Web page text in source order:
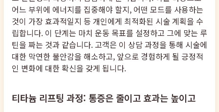
어느 부위에 에너지를 집중해야 할지, 어떤 모드를 사용하는
것이 가장 효과적일지 등 개인에게 최적화된 시술 계획을 수
립합니다. 이 단계는 마치 운동 목표를 설정하고 그에 맞는 루
틴을 짜는 것과 같습니다. 고객은 이 상담 과정을 통해 시술에
대한 막연한 불안감을 해소하고, 앞으로 경험하게 될 긍정적
인 변화에 대한 확신을 갖게 됩니다.
티타늄 리프팅 과정: 통증은 줄이고 효과는 높이고